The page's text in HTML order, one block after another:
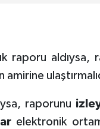
raporu aldıysa,
raporunu
elektronik